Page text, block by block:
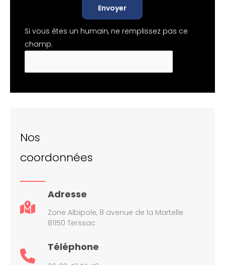
Envoyer
Si vous êtes un humain, ne remplissez pas ce
champ.
Nos
coordonnées
Adresse
Zone Albipole, 8 avenue de la Martelle
81150 Terssac
Téléphone